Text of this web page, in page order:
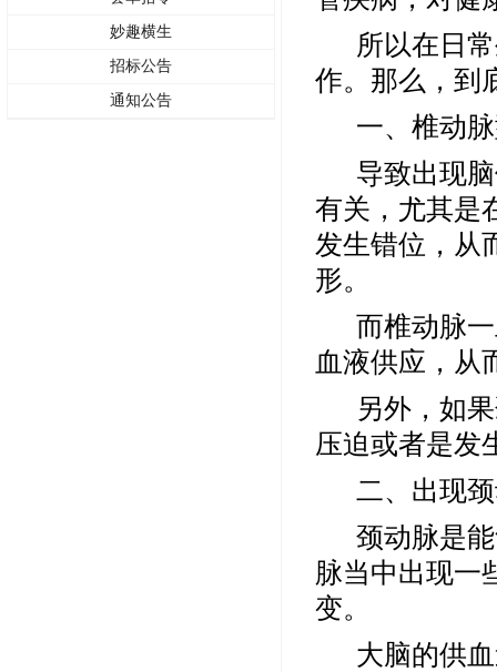
妙趣横生
招标公告
通知公告
所以在日
作。那么，到
一、椎动
导致出现
有关，尤其是
发生错位，从
形。
而椎动脉
血液供应，从
另外，如果
压迫或者是发
二、出现
颈动脉是
脉当中出现一
变。
大脑的供